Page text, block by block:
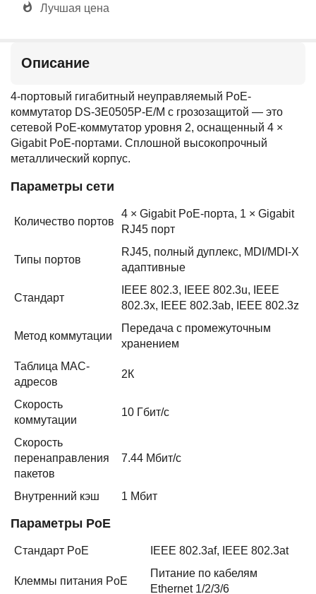
Лучшая цена
Описание
4-портовый гигабитный неуправляемый PoE-
коммутатор DS-3E0505P-E/M с грозозащитой — это
сетевой PoE-коммутатор уровня 2, оснащенный 4 ×
Gigabit PoE-портами. Сплошной высокопрочный
металлический корпус.
Параметры сети
Количество портов
4 × Gigabit PoE-порта, 1 × Gigabit
RJ45 порт
Типы портов
RJ45, полный дуплекс, MDI/MDI-X
адаптивные
Стандарт
IEEE 802.3, IEEE 802.3u, IEEE
802.3x, IEEE 802.3ab, IEEE 802.3z
Метод коммутации
Передача с промежуточным
хранением
Таблица MAC-
адресов
2К
Скорость
коммутации
10 Гбит/с
Скорость
перенаправления
пакетов
7.44 Мбит/с
Внутренний кэш 1 Мбит
Параметры PoE
Стандарт PoE IEEE 802.3af, IEEE 802.3at
Клеммы питания PoE
Питание по кабелям
Ethernet 1/2/3/6